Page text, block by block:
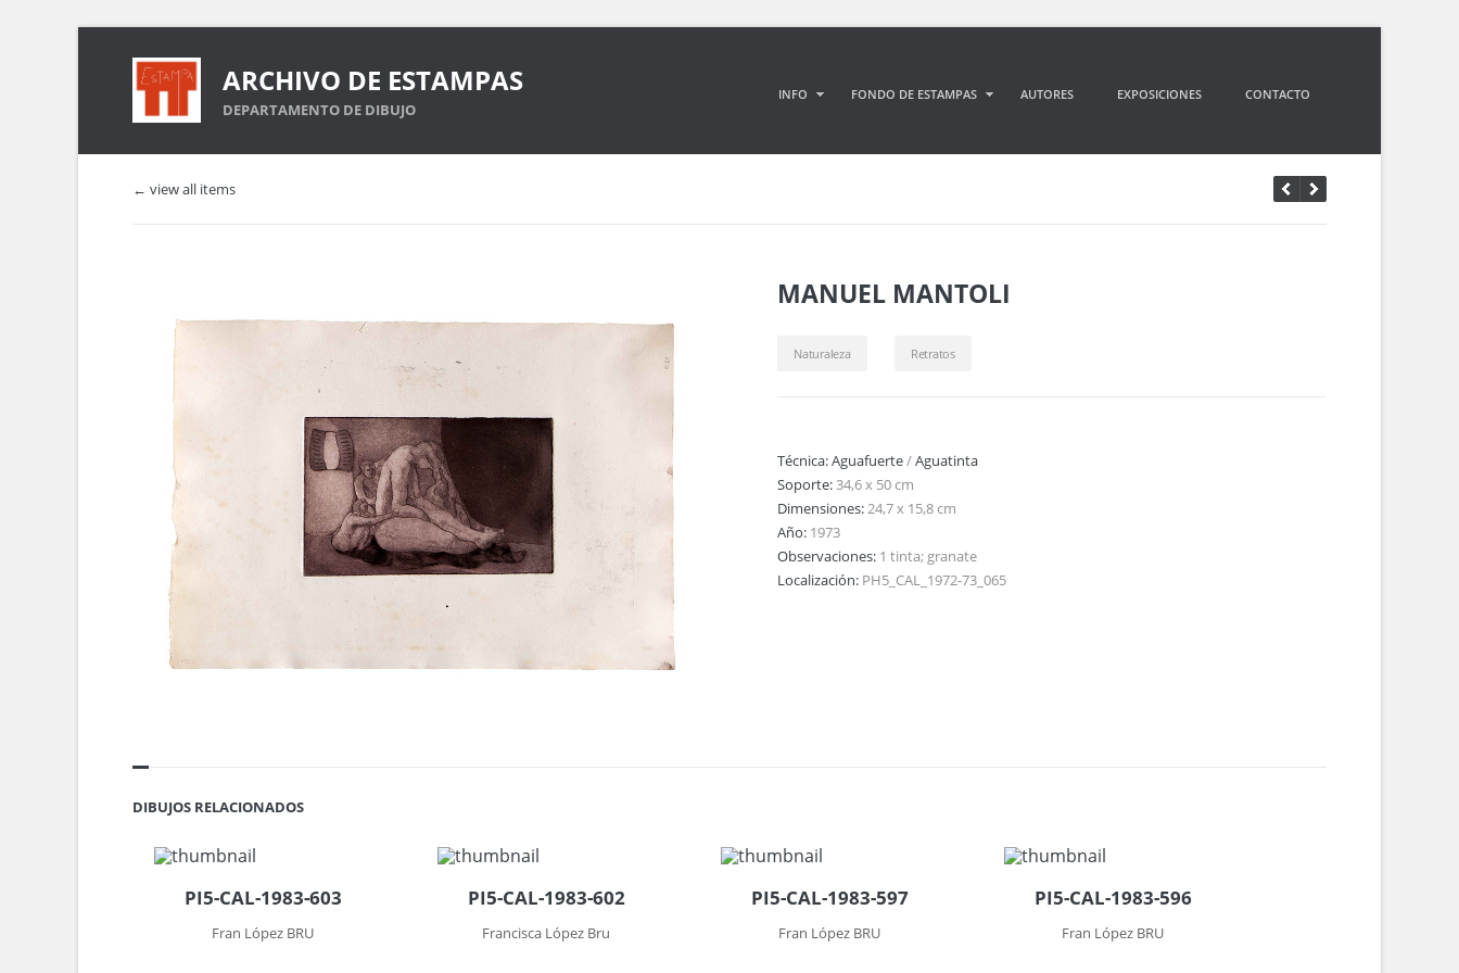
ARCHIVO DE ESTAMPAS
DEPARTAMENTO DE DIBUJO
INFO FONDO DE ESTAMPAS AUTORES EXPOSICIONES CONTACTO
← view all items
MANUEL MANTOLI
Naturaleza Retratos
Técnica:Aguafuerte/Aguatinta
Soporte:34,6 x 50 cm
Dimensiones:24,7 x 15,8 cm
Año: 1973
Observaciones: 1 tinta; granate
Localización: PH5_CAL_1972-73_065
DIBUJOS RELACIONADOS
PI5-CAL-1983-603
Fran López BRU
PI5-CAL-1983-602
Francisca López Bru
PI5-CAL-1983-597
Fran López BRU
PI5-CAL-1983-596
Fran López BRU